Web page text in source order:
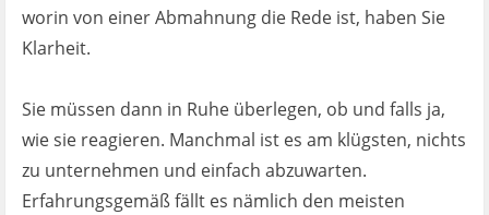
worin von einer Abmahnung die Rede ist, haben Sie
Klarheit.
Sie müssen dann in Ruhe überlegen, ob und falls ja,
wie sie reagieren. Manchmal ist es am klügsten, nichts
zu unternehmen und einfach abzuwarten.
Erfahrungsgemäß fällt es nämlich den meisten